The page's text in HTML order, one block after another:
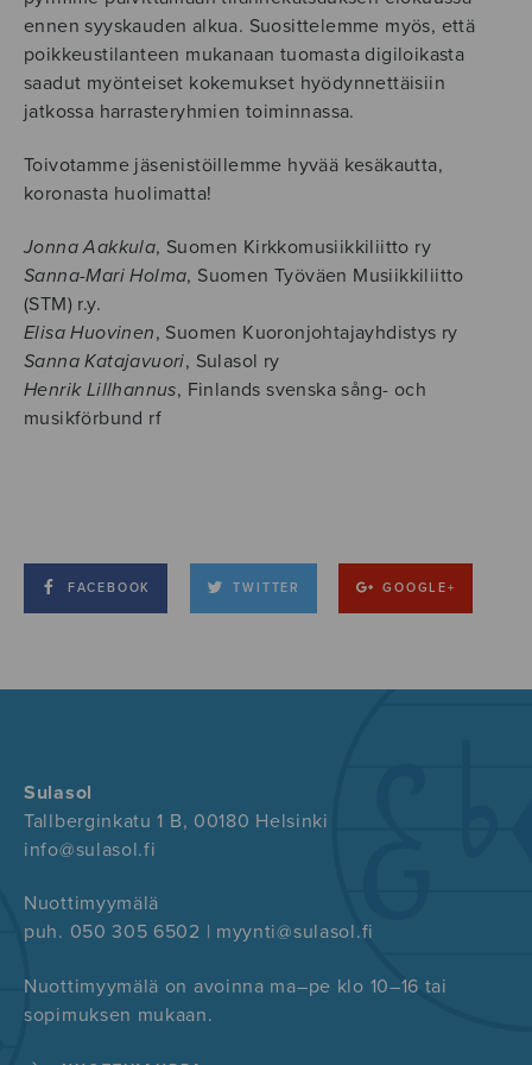
ennen syyskauden alkua. Suosittelemme myös, että
poikkeustilanteen mukanaan tuomasta digiloikasta
saadut myönteiset kokemukset hyödynnettäisiin
jatkossa harrasteryhmien toiminnassa.
Toivotamme jäsenistöillemme hyvää kesäkautta,
koronasta huolimatta!
Jonna Aakkula, Suomen Kirkkomusiikkiliitto ry
Sanna-Mari Holma, Suomen Työväen Musiikkiliitto
(STM) r.y.
Elisa Huovinen, Suomen Kuoronjohtajayhdistys ry
Sanna Katajavuori, Sulasol ry
Henrik Lillhannus, Finlands svenska sång- och
musikförbund rf
FACEBOOK TWITTER GOOGLE+
Sulasol
Tallberginkatu 1 B, 00180 Helsinki
info@sulasol.fi
Nuottimyymälä
puh. 050 305 6502 | myynti@sulasol.fi
Nuottimyymälä on avoinna ma–pe klo 10–16 tai
sopimuksen mukaan.